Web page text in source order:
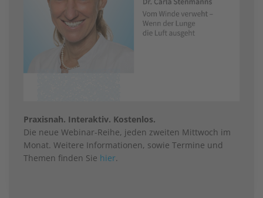
Praxisnah. Interaktiv. Kostenlos.
Die neue Webinar-Reihe, jeden zweiten Mittwoch im
Monat. Weitere Informationen, sowie Termine und
Themen finden Sie hier.